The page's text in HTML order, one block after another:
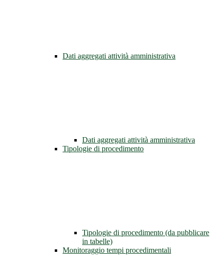
Dati aggregati attività amministrativa
Dati aggregati attività amministrativa
Tipologie di procedimento
Tipologie di procedimento (da pubblicare
in tabelle)
Monitoraggio tempi procedimentali